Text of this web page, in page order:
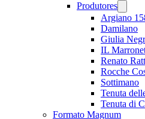
Produtores
menu
Argiano
Damilano
Giulia
IL
Renato
Rocche
Sottimano
Tenuta
Tenuta di
Formato Magnum